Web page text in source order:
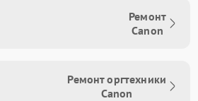
Ремонт
Canon
Ремонт оргтехники
Canon